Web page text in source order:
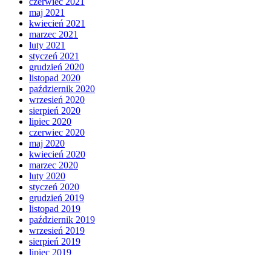
maj 2021
kwiecień 2021
marzec 2021
luty 2021
styczeń 2021
grudzień 2020
listopad 2020
październik 2020
wrzesień 2020
sierpień 2020
lipiec 2020
czerwiec 2020
maj 2020
kwiecień 2020
marzec 2020
luty 2020
styczeń 2020
grudzień 2019
listopad 2019
październik 2019
wrzesień 2019
sierpień 2019
lipiec 2019